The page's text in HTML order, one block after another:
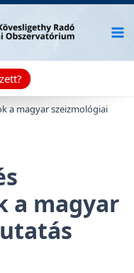
a magyar szeizmológiai
a magyar